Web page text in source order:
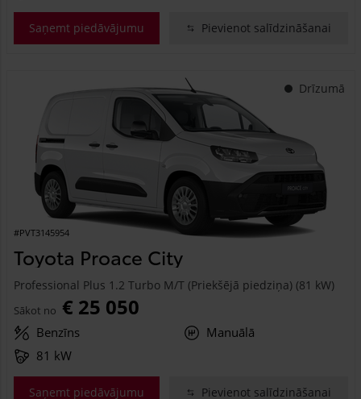
Saņemt piedāvājumu Pievienot salīdzināšanai
Drīzumā
#PVT3145954
Toyota Proace City
Professional Plus 1.2 Turbo M/T (Priekšējā piedziņa) (81 kW)
Sākot no € 25 050
Benzīns
Manuālā
81 kW
Saņemt piedāvājumu Pievienot salīdzināšanai